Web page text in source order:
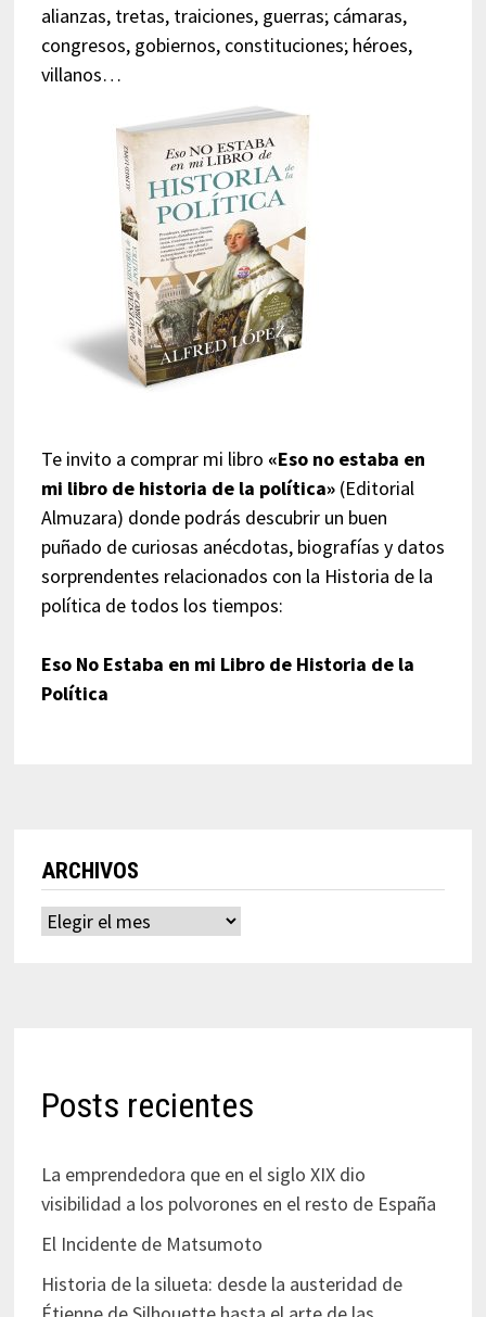
alianzas, tretas, traiciones, guerras; cámaras,
congresos, gobiernos, constituciones; héroes,
villanos…
Te invito a comprar mi libro «Eso no estaba en
mi libro de historia de la política»(Editorial
Almuzara) donde podrás descubrir un buen
puñado de curiosas anécdotas, biografías y datos
sorprendentes relacionados con la Historia de la
política de todos los tiempos:
Eso No Estaba en mi Libro de Historia de la
Política
ARCHIVOS
Archivos
Posts recientes
La emprendedora que en el siglo XIX dio
visibilidad a los polvorones en el resto de España
El Incidente de Matsumoto
Historia de la silueta: desde la austeridad de